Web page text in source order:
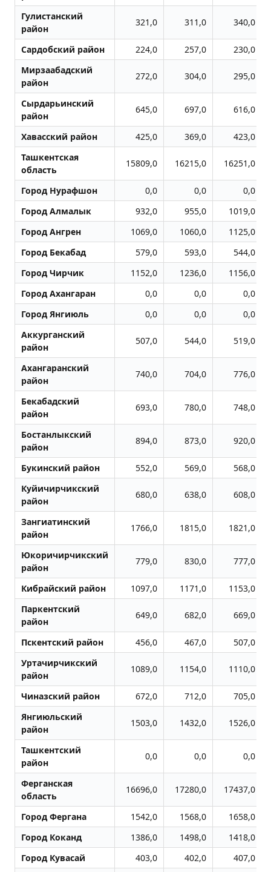
Гулистанский
район
321,0 311,0 340,0
Сардобский район 224,0 257,0
230,0
Мирзаабадский
район
272,0 304,0 295,0
Сырдарьинский
район
645,0 697,0 616,0
Хавасский район 425,0 369,0
423,0
Ташкентская
область
15809,0 16215,0 16251,0
Город Нурафшон 0,0 0,0
0,0
Город Алмалык
932,0 955,0
1019,0
Город Ангрен
1069,0 1060,0
1125,0
Город Бекабад
579,0 593,0
544,0
Город Чиpчик
1152,0 1236,0
1156,0
Город Ахангаран
0,0 0,0
0,0
Город Янгиюль
0,0 0,0
0,0
Аккурганский
район
507,0 544,0 519,0
Ахангаранский
район
740,0 704,0 776,0
Бекабадский
район
693,0 780,0 748,0
Бостанлыкский
район
894,0 873,0 920,0
Букинский район 552,0 569,0
568,0
Куйичирчикский
район
680,0 638,0 608,0
Зангиатинский
район
1766,0 1815,0 1821,0
Юкоричирчикский
район
779,0 830,0 777,0
Кибрайский район 1097,0 1171,0
1153,0
Паркентский
район
649,0 682,0 669,0
Пскентский район 456,0 467,0
507,0
Уртачирчикский
район
1089,0 1154,0 1110,0
Чиназский район 672,0 712,0
705,0
Янгиюльский
район
1503,0 1432,0 1526,0
Ташкентский
район
0,0 0,0 0,0
Ферганская
область
16696,0 17280,0 17437,0
Город Фергана 1542,0 1568,0
1658,0
Город Коканд
1386,0 1498,0
1418,0
Город Кувасай
403,0 402,0
407,0